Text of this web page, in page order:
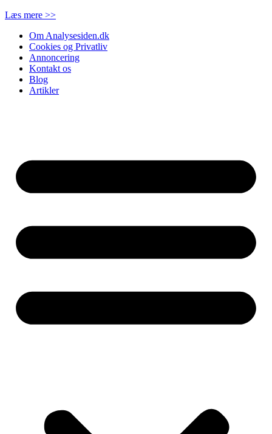
Læs mere >>
Om Analysesiden.dk
Cookies og Privatliv
Annoncering
Kontakt os
Blog
Artikler